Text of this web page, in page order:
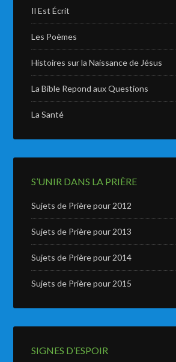
Il Est Écrit
Les Poèmes
Histoires sur la Naissance de Jésus
La Bible Repond aux Questions
La Santé
S’UNIR DANS LA PRIÈRE
Sujets de Prière pour 2012
Sujets de Prière pour 2013
Sujets de Prière pour 2014
Sujets de Prière pour 2015
SIGNES D’ESPOIR